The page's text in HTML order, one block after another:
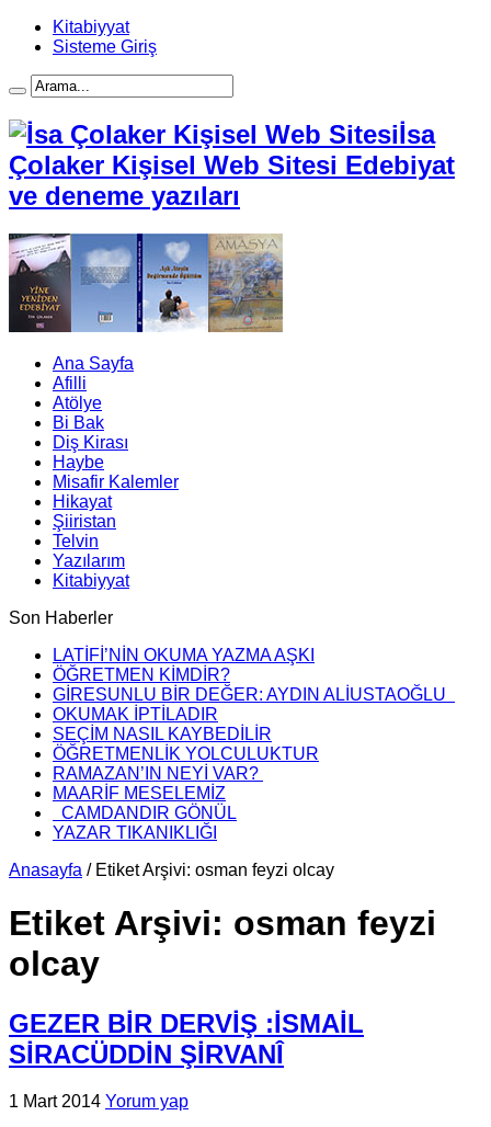
Kitabiyyat
Sisteme Giriş
İsa
Çolaker Kişisel Web Sitesi Edebiyat
ve deneme yazıları
Ana Sayfa
Afilli
Atölye
Bi Bak
Diş Kirası
Haybe
Misafir Kalemler
Hikayat
Şiiristan
Telvin
Yazılarım
Kitabiyyat
Son Haberler
LATİFİ’NİN OKUMA YAZMA AŞKI
ÖĞRETMEN KİMDİR?
GİRESUNLU BİR DEĞER: AYDIN ALİUSTAOĞLU
OKUMAK İPTİLADIR
SEÇİM NASIL KAYBEDİLİR
ÖĞRETMENLİK YOLCULUKTUR
RAMAZAN’IN NEYİ VAR?
MAARİF MESELEMİZ
CAMDANDIR GÖNÜL
YAZAR TIKANIKLIĞI
Anasayfa / Etiket Arşivi: osman feyzi olcay
Etiket Arşivi: osman feyzi
olcay
GEZER BİR DERVİŞ :İSMAİL
SİRACÜDDİN ŞİRVANÎ
1 Mart 2014 Yorum yap